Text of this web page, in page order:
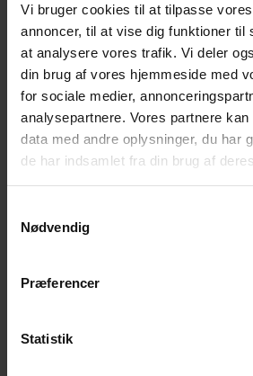
Vi bruger cookies til at tilpasse
annoncer, til at vise dig funktioner til
at analysere vores trafik. Vi deler
din brug af vores hjemmeside med
for sociale medier,
analysepartnere. Vores partnere
data med andre oplysninger, du har
de har indsamlet fra din brug af
Nødvendig
Præferencer
Statistik
Tynn Silk Mohair
Se alle Mohair
angora
Bella
Bella Color
Desiderio
Mulberry Silk
Leonora
Silk Mohair
Tynn Silk Mohair
Alpaka
Alpaca 1